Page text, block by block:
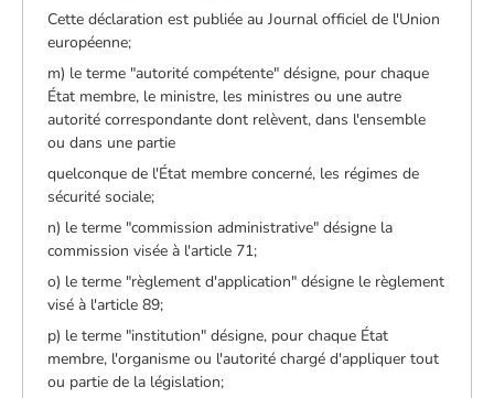
Cette déclaration est publiée au Journal officiel de l'Union
européenne;
m) le terme "autorité compétente" désigne, pour chaque
État membre, le ministre, les ministres ou une autre
autorité correspondante dont relèvent, dans l'ensemble
ou dans une partie
quelconque de l'État membre concerné, les régimes de
sécurité sociale;
n) le terme "commission administrative" désigne la
commission visée à l'article 71;
o) le terme "règlement d'application" désigne le règlement
visé à l'article 89;
p) le terme "institution" désigne, pour chaque État
membre, l'organisme ou l'autorité chargé d'appliquer tout
ou partie de la législation;